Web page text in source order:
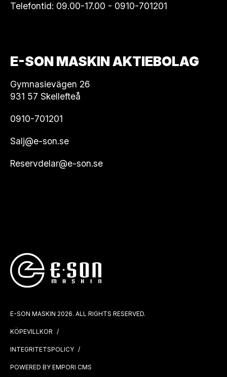
Telefontid: 09.00-17.00 - 0910-701201
E-SON MASKIN AKTIEBOLAG
Gymnasievägen 26
931 57 Skellefteå
0910-701201
Salj@e-son.se
Reservdelar@e-son.se
E-SON MASKIN 2026. ALL RIGHTS RESERVED.
KÖPEVILLKOR
INTEGRITETSPOLICY
POWERED BY EMPORI CMS